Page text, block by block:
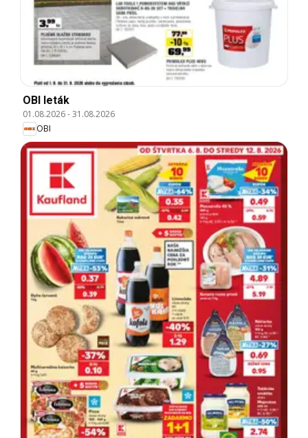
OBI leták
01.08.2026-31.08.2026
OBI